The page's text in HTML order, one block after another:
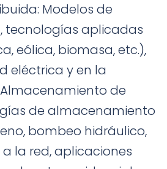
Modelos de
tecnologías aplicadas
eólica, biomasa, etc.),
eléctrica y en la
de
de almacenamiento
bombeo hidráulico,
la red, aplicaciones